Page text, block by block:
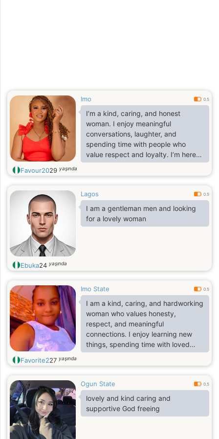
Imo 0.5
I’m a kind, caring, and honest
woman. I enjoy meaningful
conversations, laughter, and
spending time with people who
value respect and loyalty. I’m here
hoping to meet a genuine man for a
serious relationship that could lead
Favour2029 yaşında
Lagos 0.5
I am a gentleman men and looking
for a lovely woman
Ebuka24 yaşında
Imo State 0.5
I am a kind, caring, and hardworking
woman who values honesty,
respect, and meaningful
connections. I enjoy learning new
things, spending time with loved
ones, and building a positive future.
I believe that trust, communication,
strong relationship. I am looking for
someone who is genuine,
supportive, and ready to grow
together through life's adventures
Favorite227 yaşında
Ogun State 0.5
lovely and kind caring and
supportive God freeing